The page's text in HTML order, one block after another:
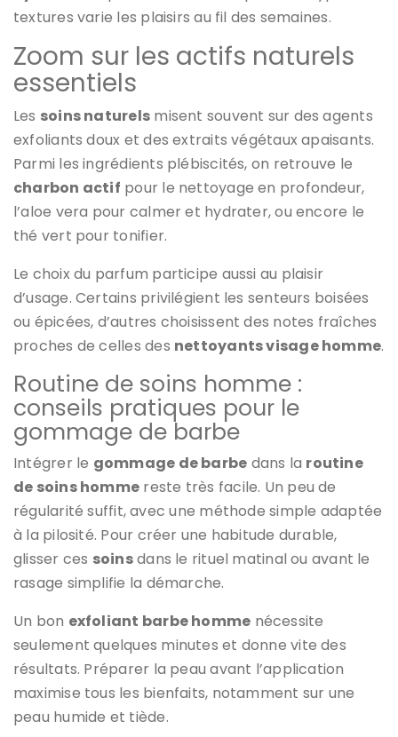
textures varie les plaisirs au fil des semaines.
Zoom sur les actifs naturels
essentiels
Les soins naturels misent souvent sur des agents
exfoliants doux et des extraits végétaux apaisants.
Parmi les ingrédients plébiscités, on retrouve le
charbon actif pour le nettoyage en profondeur,
l’aloe vera pour calmer et hydrater, ou encore le
thé vert pour tonifier.
Le choix du parfum participe aussi au plaisir
d’usage. Certains privilégient les senteurs boisées
ou épicées, d’autres choisissent des notes fraîches
proches de celles des nettoyants visage homme.
Routine de soins homme :
conseils pratiques pour le
gommage de barbe
Intégrer le gommage de barbe dans la routine
de soins homme reste très facile. Un peu de
régularité suffit, avec une méthode simple adaptée
à la pilosité. Pour créer une habitude durable,
glisser ces soinsdans le rituel matinal ou avant le
rasage simplifie la démarche.
Un bon exfoliant barbe homme nécessite
seulement quelques minutes et donne vite des
résultats. Préparer la peau avant l’application
maximise tous les bienfaits, notamment sur une
peau humide et tiède.